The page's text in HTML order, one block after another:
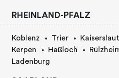
RHEINLAND-PFALZ
Koblenz Trier
Kerpen
Haßloch
Ladenburg